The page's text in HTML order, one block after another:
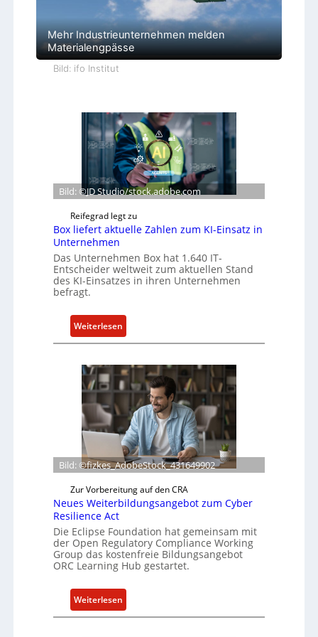
Mehr Industrieunternehmen melden
Materialengpässe
Bild: ifo Institut
Bild: ©JD Studio/stock.adobe.com
Reifegrad legt zu
Box liefert aktuelle Zahlen zum KI-Einsatz in
Unternehmen
Das Unternehmen Box hat 1.640 IT-
Entscheider weltweit zum aktuellen Stand
des KI-Einsatzes in ihren Unternehmen
befragt.
Weiterlesen:
B
x
l
e
f
e
r
t
a
k
u
e
l
e
Z
Bild: ©fizkes_AdobeStock_431649902
Zur Vorbereitung auf den CRA
Neues Weiterbildungsangebot zum Cyber
Resilience Act
Die Eclipse Foundation hat gemeinsam mit
der Open Regulatory Compliance Working
Group das kostenfreie Bildungsangebot
ORC Learning Hub gestartet.
Weiterlesen:
N